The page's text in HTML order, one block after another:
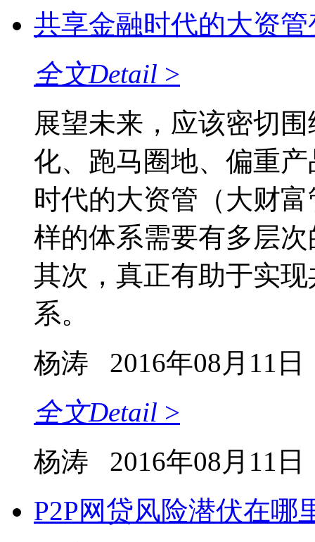
共享金融时代的大资管
全文Detail >
展望未来，应该密切
化、跑马圈地、偏重
时代的大资管（大财
样的体系需要有多层
其次，真正有助于实
系。
杨涛
2016年08月11日
全文Detail >
杨涛
2016年08月11日
P2P网贷风险潜伏在哪